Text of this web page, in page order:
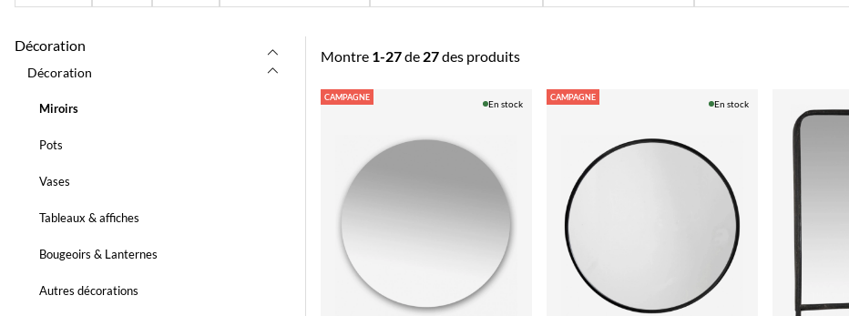
Décoration
Décoration
Miroirs
Pots
Vases
Tableaux & affiches
Bougeoirs & Lanternes
Autres décorations
Montre 1-27de 27des produits
Produits
CAMPAGNE
En stock
CAMPAGNE
En stock